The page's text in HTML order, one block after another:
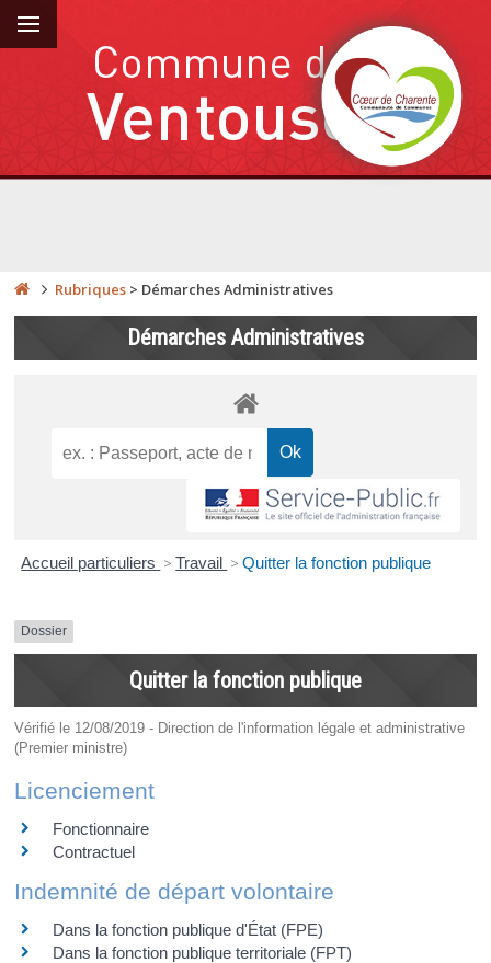
Rubriques > Démarches Administratives
Démarches Administratives
Accueil particuliers > Travail > Quitter la fonction publique
Dossier
Quitter la fonction publique
Vérifié le 12/08/2019 - Direction de l'information légale et administrative
(Premier ministre)
Licenciement
Fonctionnaire
Contractuel
Indemnité de départ volontaire
Dans la fonction publique d'État (FPE)
Dans la fonction publique territoriale (FPT)